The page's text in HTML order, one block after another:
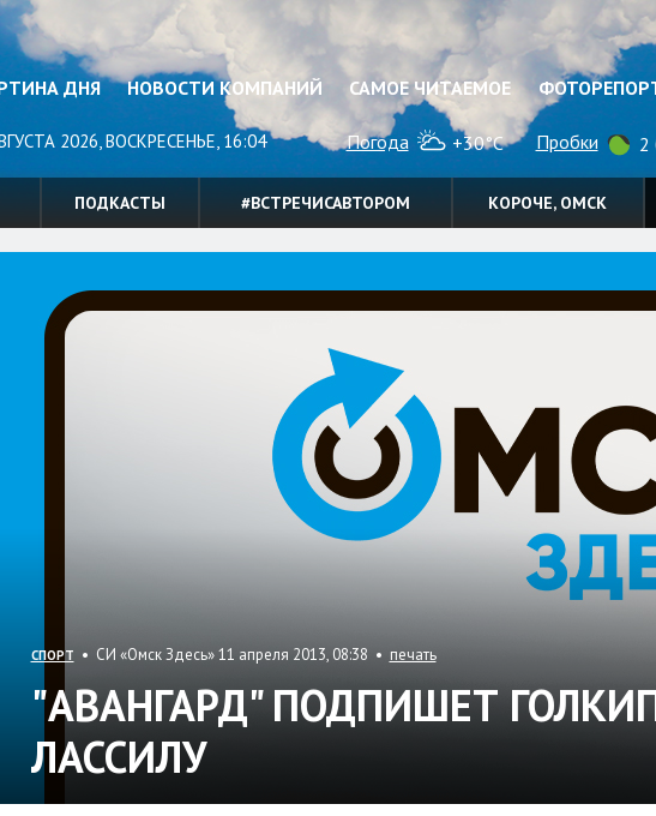
ДНЯ НОВОСТИ КОМПАНИЙ САМОЕ ЧИТАЕМОЕ
2026, ВОСКРЕСЕНЬЕ, 16:04 Погода +30°C Пробки 2
ПОДКАСТЫ #ВСТРЕЧИСАВТОРОМ КОРОЧЕ, ОМСК
СПОРТ • СИ «Омск Здесь» 11 апреля 2013, 08:38 • печать
"АВАНГАРД" ПОДПИШЕТ
ЛАССИЛУ